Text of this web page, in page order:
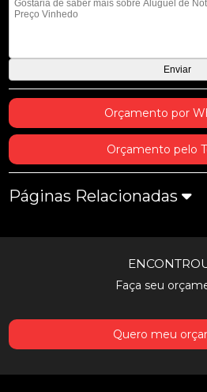
Orçamento por
Orçamento pelo
Páginas Relacionadas
Faça seu
Quero meu